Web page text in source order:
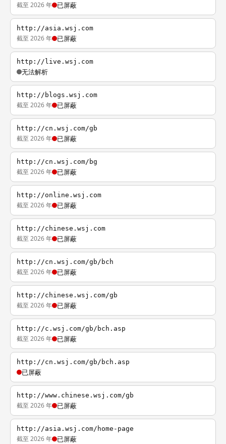
截至 2026 年 已屏蔽
http://asia.wsj.com
截至 2026 年 已屏蔽
http://live.wsj.com
无法解析
http://blogs.wsj.com
截至 2026 年 已屏蔽
http://cn.wsj.com/gb
截至 2026 年 已屏蔽
http://cn.wsj.com/bg
截至 2026 年 已屏蔽
http://online.wsj.com
截至 2026 年 已屏蔽
http://chinese.wsj.com
截至 2026 年 已屏蔽
http://cn.wsj.com/gb/bch
截至 2026 年 已屏蔽
http://chinese.wsj.com/gb
截至 2026 年 已屏蔽
http://c.wsj.com/gb/bch.asp
截至 2026 年 已屏蔽
http://cn.wsj.com/gb/bch.asp
已屏蔽
http://www.chinese.wsj.com/gb
截至 2026 年 已屏蔽
http://asia.wsj.com/home-page
截至 2026 年 已屏蔽